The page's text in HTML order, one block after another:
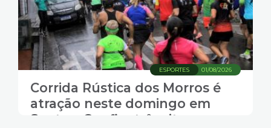
01/08/2026
ESPORTES
Corrida Rústica dos Morros é
atração neste domingo em
Santos. Confira trânsito e